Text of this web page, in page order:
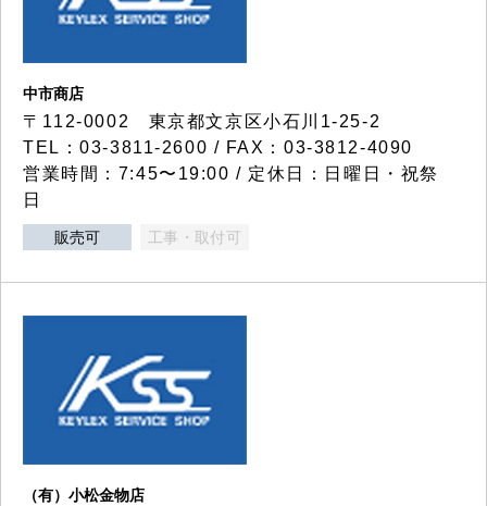
中市商店
〒112-0002 東京都文京区小石川1-25-2
TEL：03-3811-2600 / FAX：03-3812-4090
営業時間：7:45〜19:00 / 定休日：日曜日・祝祭
日
販売可 工事・取付可
（有）小松金物店